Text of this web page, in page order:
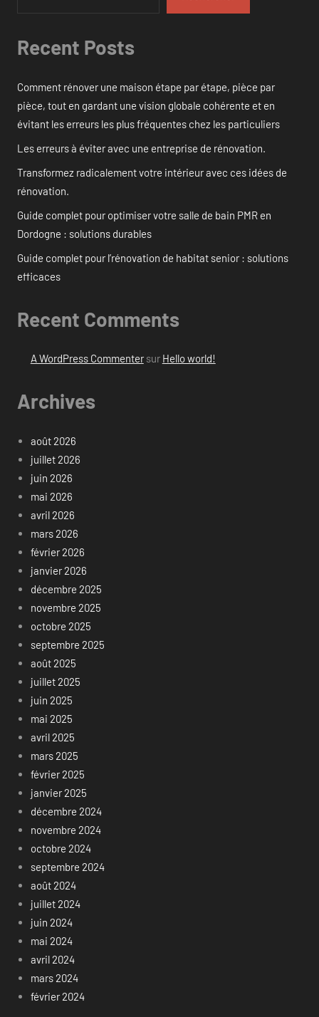
Recent Posts
Comment rénover une maison étape par étape, pièce par
pièce, tout en gardant une vision globale cohérente et en
évitant les erreurs les plus fréquentes chez les particuliers
Les erreurs à éviter avec une entreprise de rénovation.
Transformez radicalement votre intérieur avec ces idées de
rénovation.
Guide complet pour optimiser votre salle de bain PMR en
Dordogne : solutions durables
Guide complet pour l’rénovation de habitat senior : solutions
efficaces
Recent Comments
A WordPress Commentersur Hello world!
Archives
août 2026
juillet 2026
juin 2026
mai 2026
avril 2026
mars 2026
février 2026
janvier 2026
décembre 2025
novembre 2025
octobre 2025
septembre 2025
août 2025
juillet 2025
juin 2025
mai 2025
avril 2025
mars 2025
février 2025
janvier 2025
décembre 2024
novembre 2024
octobre 2024
septembre 2024
août 2024
juillet 2024
juin 2024
mai 2024
avril 2024
mars 2024
février 2024